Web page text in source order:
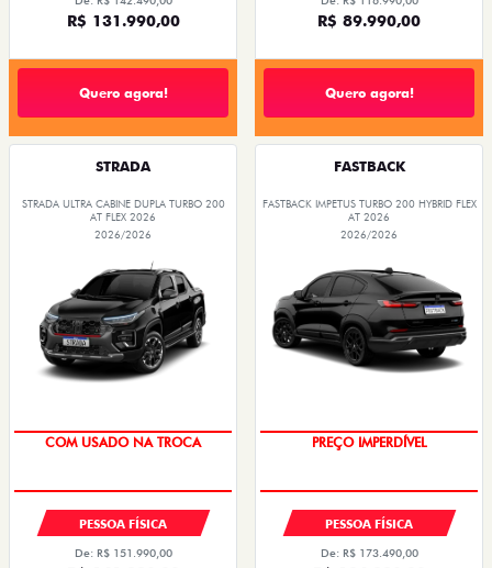
R$ 131.990,00
Quero agora!
R$ 89.990,00
Quero agora!
STRADA
STRADA ULTRA CABINE DUPLA TURBO 200
AT FLEX 2026
2026/2026
TAXA 0,99%
PESSOA FÍSICA
De: R$ 151.990,00
FASTBACK
FASTBACK IMPETUS TURBO 200 HYBRID FLEX
AT 2026
2026/2026
OPORTUNIDADE
PESSOA FÍSICA
De: R$ 173.490,00